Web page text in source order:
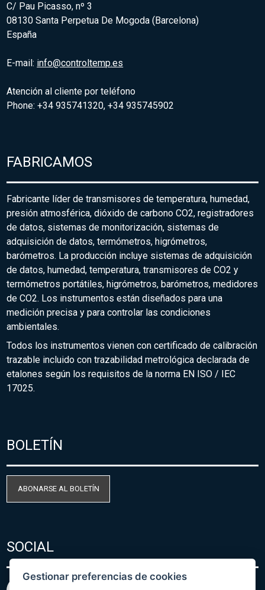
C/ Pau Picasso, nº 3
08130 Santa Perpetua De Mogoda (Barcelona)
España
E-mail: info@controltemp.es
Atención al cliente por teléfono
Phone: +34 935741320, +34 935745902
FABRICAMOS
Fabricante líder de transmisores de temperatura, humedad,
presión atmosférica, dióxido de carbono CO2, registradores
de datos, sistemas de monitorización, sistemas de
adquisición de datos, termómetros, higrómetros,
barómetros. La producción incluye sistemas de adquisición
de datos, humedad, temperatura, transmisores de CO2 y
termómetros portátiles, higrómetros, barómetros, medidores
de CO2. Los instrumentos están diseñados para una
medición precisa y para controlar las condiciones
ambientales.
Todos los instrumentos vienen con certificado de calibración
trazable incluido con trazabilidad metrológica declarada de
etalones según los requisitos de la norma EN ISO / IEC
17025.
BOLETÍN
ABONARSE AL BOLETÍN
SOCIAL
Gestionar preferencias de cookies